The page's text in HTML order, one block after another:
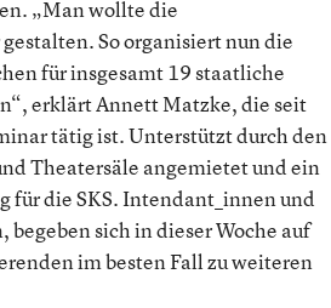
„Man wollte die
So organisiert nun die
für insgesamt 19 staatliche
erklärt Annett Matzke, die seit
tätig ist. Unterstützt durch den
Theatersäle angemietet und ein
für die SKS. Intendant_innen und
sich in dieser Woche auf
im besten Fall zu weiteren